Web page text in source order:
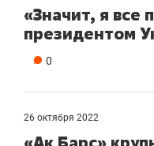
«Значит, я все
президентом
0
26 октября 2022